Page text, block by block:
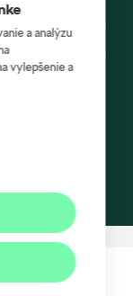
a analýzu
vylepšenie a